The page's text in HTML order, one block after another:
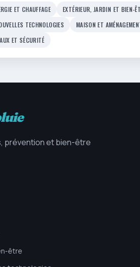
ET CHAUFFAGE
EXTÉRIEUR, JARDIN ET BIEN-
TECHNOLOGIES
MAISON ET
ET SÉCURITÉ
prévention et bien-être
être